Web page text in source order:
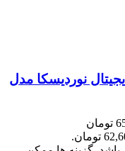
نوردیسکا مدل
قیمت اصلی: 65,900,000 تومان